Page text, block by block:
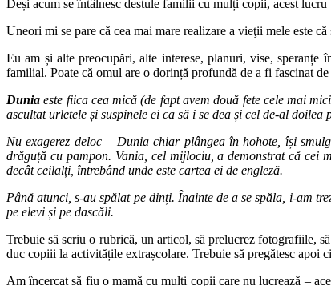
Deși acum se întâlnesc destule familii cu mulți copii, acest lucru
Uneori mi se pare că cea mai mare realizare a vieţii mele este
Eu am și alte preocupări, alte interese, planuri, vise, speranțe
familial. Poate că omul are o dorință profundă de a fi fascinat
Dunia este fiica cea mică (de fapt avem două fete cele mai
ascultat urletele și suspinele ei ca să i se dea și cel de-al
Nu exagerez deloc – Dunia chiar plângea în hohote, își
drăguță cu pampon. Vania, cel mijlociu, a demonstrat că cei
decât ceilalți, întrebând unde este cartea ei de engleză.
Până atunci, s-au spălat pe dinți. Înainte de a se spăla, i-am
pe elevi și pe dascăli.
Trebuie să scriu o rubrică, un articol, să prelucrez fotografiile,
duc copiii la activitățile extrașcolare. Trebuie să pregătesc apoi
Am încercat să fiu o mamă cu mulți copii care nu lucrează –